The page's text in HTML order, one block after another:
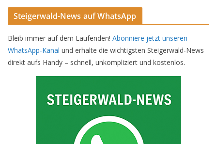
Steigerwald-News auf WhatsApp
Bleib immer auf dem Laufenden! Abonniere jetzt unseren
WhatsApp-Kanal und erhalte die wichtigsten Steigerwald-News
direkt aufs Handy – schnell, unkompliziert und kostenlos.